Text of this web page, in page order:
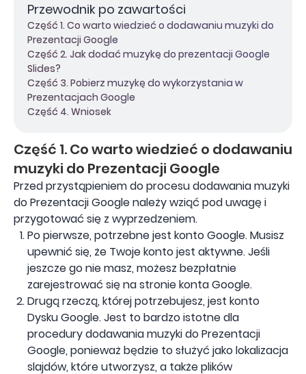
Przewodnik po zawartości
Część 1. Co warto wiedzieć o dodawaniu muzyki do
Prezentacji Google
Część 2. Jak dodać muzykę do prezentacji Google
Slides?
Część 3. Pobierz muzykę do wykorzystania w
Prezentacjach Google
Część 4. Wniosek
Część 1. Co warto wiedzieć o dodawaniu
muzyki do Prezentacji Google
Przed przystąpieniem do procesu dodawania muzyki
do Prezentacji Google należy wziąć pod uwagę i
przygotować się z wyprzedzeniem.
Po pierwsze, potrzebne jest konto Google. Musisz
upewnić się, że Twoje konto jest aktywne. Jeśli
jeszcze go nie masz, możesz bezpłatnie
zarejestrować się na stronie konta Google.
Drugą rzeczą, której potrzebujesz, jest konto
Dysku Google. Jest to bardzo istotne dla
procedury dodawania muzyki do Prezentacji
Google, ponieważ będzie to służyć jako lokalizacja
slajdów, które utworzysz, a także plików